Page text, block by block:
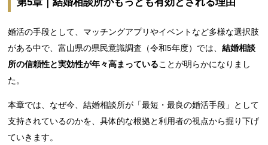
婚活の手段として、マッチングアプリやイベントなど多様な選択肢
がある中で、富山県の県民意識調査（令和5年度）では、結婚相談
所の信頼性と実効性が年々高まっていることが明らかになりまし
た。
本章では、なぜ今、結婚相談所が「最短・最良の婚活手段」として
支持されているのかを、具体的な根拠と利用者の視点から掘り下げ
ていきます。